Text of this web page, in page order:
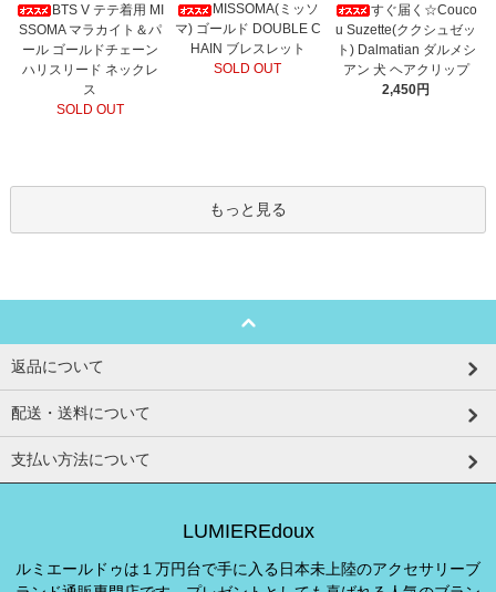
BTS V テテ着用 MI
SSOMA マラカイト＆パ
ール ゴールドチェーン
ハリスリード ネックレ
ス
SOLD OUT
MISSOMA(ミッソ
マ) ゴールド DOUBLE C
HAIN ブレスレット
SOLD OUT
すぐ届く☆Couco
u Suzette(ククシュゼッ
ト) Dalmatian ダルメシ
アン 犬 ヘアクリップ
2,450円
もっと見る
返品について
配送・送料について
支払い方法について
LUMIEREdoux
ルミエールドゥは１万円台で手に入る日本未上陸のアクセサリーブ